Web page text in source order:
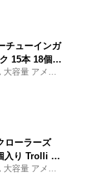
チューインガ
15本 18個入
Gum, Mi
18-Count 日
大容量 アメリ
ローラーズ
入り Trolli S
5 oz, 16-co
大容量 アメリ